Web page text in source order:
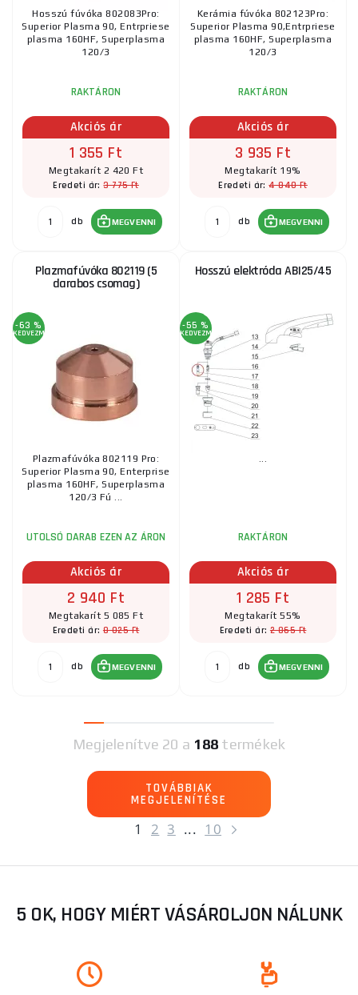
Hosszú fúvóka 802083Pro:
Superior Plasma 90, Entrpriese
plasma 160HF, Superplasma
120/3
RAKTÁRON
Akciós ár
1 355 Ft
Megtakarít 2 420 Ft
Eredeti ár:3 775 Ft
db MEGVENNI
Kerámia fúvóka 802123Pro:
Superior Plasma 90,Entrpriese
plasma 160HF, Superplasma
120/3
RAKTÁRON
Akciós ár
3 935 Ft
Megtakarít 19%
Eredeti ár:4 840 Ft
db MEGVENNI
Plazmafúvóka 802119 (5
darabos csomag)
-63 %
KEDVEZMÉNY
Plazmafúvóka 802119 Pro:
Superior Plasma 90, Enterprise
plasma 160HF, Superplasma
120/3 Fú ...
UTOLSÓ DARAB EZEN AZ ÁRON
Akciós ár
2 940 Ft
Megtakarít 5 085 Ft
Eredeti ár:8 025 Ft
db MEGVENNI
Hosszú elektróda ABI25/45
-55 %
KEDVEZMÉNY
...
RAKTÁRON
Akciós ár
1 285 Ft
Megtakarít 55%
Eredeti ár:2 865 Ft
db MEGVENNI
1 2 3 ... 10
Megjelenítve 20 a 188 termékek
TOVÁBBIAK
MEGJELENÍTÉSE
5 OK, HOGY MIÉRT VÁSÁROLJON NÁLUNK